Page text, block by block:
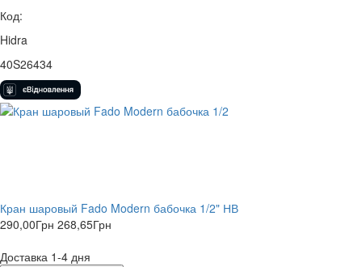
Код:
Hidra
40S26434
Кран шаровый Fado Modern бабочка 1/2" НВ
290,00Грн 268,65Грн
Доставка 1-4 дня